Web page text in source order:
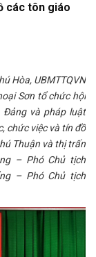
các tôn giáo
Hòa, UBMTTQVN
Sơn tổ chức hội
Đảng và pháp luật
chức việc và tín đồ
Thuận và thị trấn
– Phó Chủ tịch
– Phó Chủ tịch